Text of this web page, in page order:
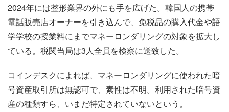
2024年には整形業界の外にも手を広げた。韓国人の携帯
電話販売店オーナーを引き込んで、免税品の購入代金や語
学学校の授業料にまでマネーロンダリングの対象を拡大し
ている。税関当局は3人全員を検察に送致した。
コインデスクによれば、マネーロンダリングに使われた暗
号資産取引所は無認可で、素性は不明。利用された暗号資
産の種類すら、いまだ特定されていないという。